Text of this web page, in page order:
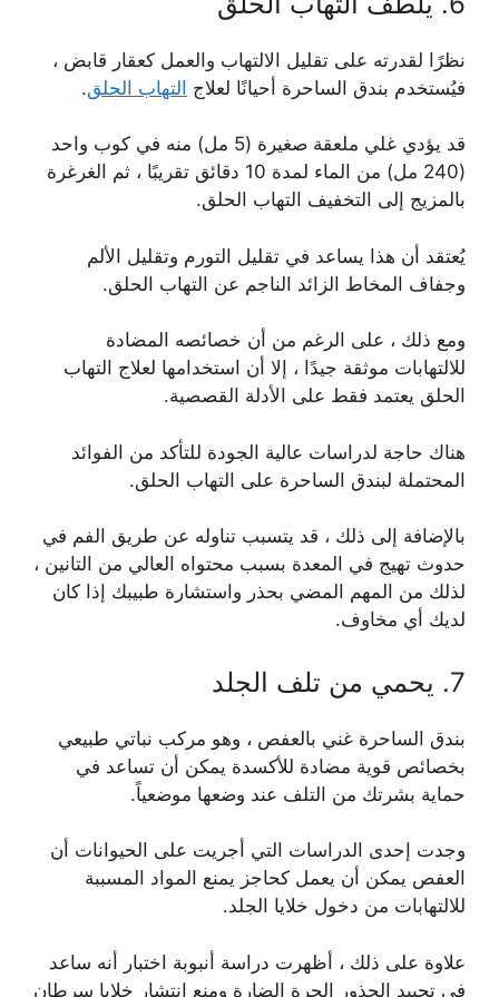
نظرًا لقدرته على تقليل الالتهاب والعمل كعقار قابض ،
فيُستخدم بندق الساحرة أحيانًا لعلاج التهاب الحلق.
قد يؤدي غلي ملعقة صغيرة (5 مل) منه في كوب واحد
(240 مل) من الماء لمدة 10 دقائق تقريبًا ، ثم الغرغرة
بالمزيج إلى التخفيف التهاب الحلق.
يُعتقد أن هذا يساعد في تقليل التورم وتقليل الألم
وجفاف المخاط الزائد الناجم عن التهاب الحلق.
ومع ذلك ، على الرغم من أن خصائصه المضادة
للالتهابات موثقة جيدًا ، إلا أن استخدامها لعلاج التهاب
الحلق يعتمد فقط على الأدلة القصصية.
هناك حاجة لدراسات عالية الجودة للتأكد من الفوائد
المحتملة لبندق الساحرة على التهاب الحلق.
بالإضافة إلى ذلك ، قد يتسبب تناوله عن طريق الفم في
حدوث تهيج في المعدة بسبب محتواه العالي من التانين ،
لذلك من المهم المضي بحذر واستشارة طبيبك إذا كان
لديك أي مخاوف.
7. يحمي من تلف الجلد
بندق الساحرة غني بالعفص ، وهو مركب نباتي طبيعي
بخصائص قوية مضادة للأكسدة يمكن أن تساعد في
حماية بشرتك من التلف عند وضعها موضعياً.
وجدت إحدى الدراسات التي أجريت على الحيوانات أن
العفص يمكن أن يعمل كحاجز يمنع المواد المسببة
للالتهابات من دخول خلايا الجلد.
علاوة على ذلك ، أظهرت دراسة أنبوبة اختبار أنه ساعد
في تحييد الجذور الحرة الضارة ومنع انتشار خلايا سرطان